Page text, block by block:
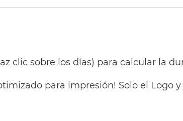
clic sobre los días) para calcular la
para impresión! Solo el Logo